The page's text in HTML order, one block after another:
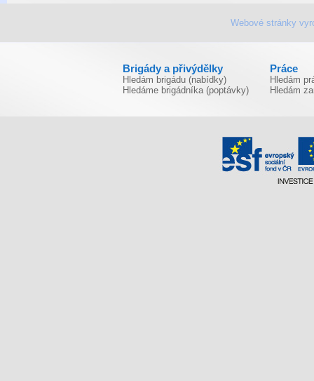
Webové stránky
Brigády a přivýdělky
Hledám brigádu (nabídky)
Hledáme brigádníka (poptávky)
Práce
Hledám
Hledám